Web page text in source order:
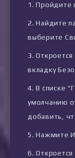
Пройдите
Найдите
выберите
вкладку
В списке
умолчанию
добавить,
Нажмите
Откроется